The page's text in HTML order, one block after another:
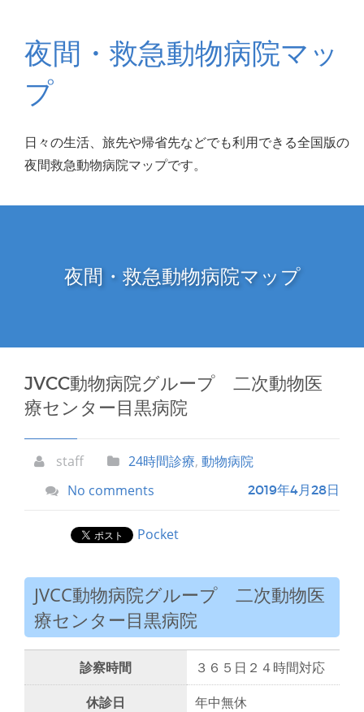
夜間・救急動物病院マッ
プ
日々の生活、旅先や帰省先などでも利用できる全国版の
夜間救急動物病院マップです。
夜間・救急動物病院マップ
JVCC動物病院グループ 二次動物医
療センター目黒病院
staff 24時間診療, 動物病院
No comments
2019年4月28日
Pocket
JVCC動物病院グループ 二次動物医
療センター目黒病院
診察時間
３６５日２４時間対応
休診日
年中無休